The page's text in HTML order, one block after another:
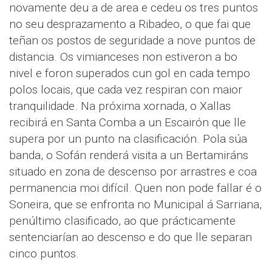
novamente deu a de area e cedeu os tres puntos
no seu desprazamento a Ribadeo, o que fai que
teñan os postos de seguridade a nove puntos de
distancia. Os vimianceses non estiveron a bo
nivel e foron superados cun gol en cada tempo
polos locais, que cada vez respiran con maior
tranquilidade. Na próxima xornada, o Xallas
recibirá en Santa Comba a un Escairón que lle
supera por un punto na clasificación. Pola súa
banda, o Sofán renderá visita a un Bertamiráns
situado en zona de descenso por arrastres e coa
permanencia moi difícil. Quen non pode fallar é o
Soneira, que se enfronta no Municipal á Sarriana,
penúltimo clasificado, ao que prácticamente
sentenciarían ao descenso e do que lle separan
cinco puntos.